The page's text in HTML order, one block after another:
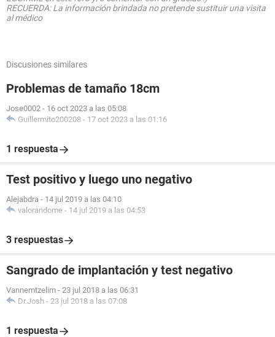
RECUERDA: La información brindada no pretende sustituir una visita
al médico
Discusiones similares
Problemas de tamaño 18cm
Jose0002 - 16 oct 2023 a las 05:08
Guillermito200208 - 17 oct 2023 a las 01:16
1 respuesta
Test positivo y luego uno negativo
Alejabdra - 14 jul 2019 a las 04:10
valorandome - 14 jul 2019 a las 04:53
3 respuestas
Sangrado de implantación y test negativo
Vannemtzelim - 23 jul 2018 a las 06:31
Dr.Josh - 23 jul 2018 a las 07:08
1 respuesta